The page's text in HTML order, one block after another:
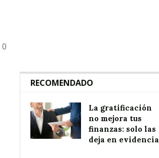
0
RECOMENDADO
La gratificación
no mejora tus
finanzas: solo las
deja en evidencia